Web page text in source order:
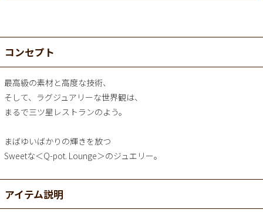
コンセプト
最高級の素材と高度な技術、
そして、ラグジュアリーな世界観は、
まるで三ツ星レストランのよう。
まばゆいばかりの輝きを放つ
Sweetな＜Q-pot. Lounge＞のジュエリー。
アイテム説明